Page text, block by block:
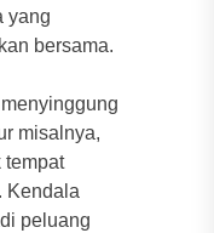
yang
bersama.
misalnya,
tempat
Kendala
peluang